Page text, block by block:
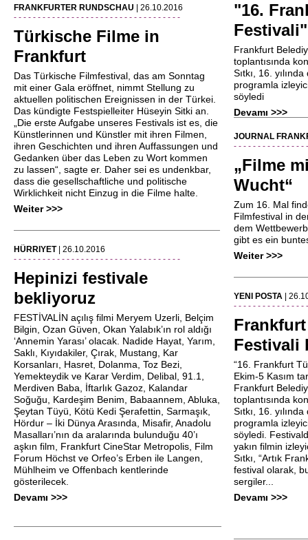
FRANKFURTER RUNDSCHAU
| 26.10.2016
- - - - - - - - - - - - - - - - - - - - - - - - - - - - - - - - - - -
Türkische Filme in
Frankfurt
Das Türkische Filmfestival, das am Sonntag
mit einer Gala eröffnet, nimmt Stellung zu
aktuellen politischen Ereignissen in der Türkei.
Das kündigte Festspielleiter Hüseyin Sitki an.
„Die erste Aufgabe unseres Festivals ist es, die
Künstlerinnen und Künstler mit ihren Filmen,
ihren Geschichten und ihren Auffassungen und
Gedanken über das Leben zu Wort kommen
zu lassen“, sagte er. Daher sei es undenkbar,
dass die gesellschaftliche und politische
Wirklichkeit nicht Einzug in die Filme halte.
Weiter >>>
HÜRRIYET
| 26.10.2016
- - - - - - - - - - - - - - - - - - - - - - - - - - - - - - - - - - -
Hepinizi festivale
bekliyoruz
FESTİVALİN açılış filmi Meryem Uzerli, Belçim
Bilgin, Ozan Güven, Okan Yalabık’ın rol aldığı
‘Annemin Yarası’ olacak. Nadide Hayat, Yarım,
Saklı, Kıyıdakiler, Çırak, Mustang, Kar
Korsanları, Hasret, Dolanma, Toz Bezi,
Yemekteydik ve Karar Verdim, Delibal, 91.1,
Merdiven Baba, İftarlık Gazoz, Kalandar
Soğuğu, Kardeşim Benim, Babaannem, Abluka,
Şeytan Tüyü, Kötü Kedi Şerafettin, Sarmaşık,
Hördur – İki Dünya Arasında, Misafir, Anadolu
Masalları’nın da aralarında bulunduğu 40’ı
aşkın film, Frankfurt CineStar Metropolis, Film
Forum Höchst ve Orfeo’s Erben ile Langen,
Mühlheim ve Offenbach kentlerinde
gösterilecek.
Devamı >>>
"16.
Festivali"
Frankfurt
toplantısında
Sıtkı, 16.
programla
söyledi
Devamı >>>
JOURNAL
- - - - - - - - - - - - - - -
„Filme
Wucht“
Zum 16. Mal
Filmfestival in
dem
gibt es ein
Weiter >>>
YENI POSTA
|
- - - - - - - - - - - - - - -
Festivali
“16. Frankfurt
Ekim-5 Kasım
Frankfurt
toplantısında
Sıtkı, 16.
programla
söyledi.
yakın filmin
Sıtkı, “Artık
festival olarak,
sergiler...
Devamı >>>